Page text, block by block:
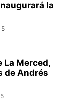
la
La Merced,
de Andrés